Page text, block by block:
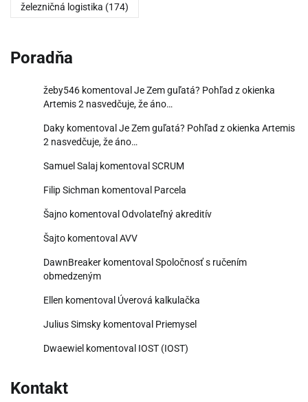
železničná logistika (174)
Poradňa
žeby546 komentoval Je Zem guľatá? Pohľad z okienka
Artemis 2 nasvedčuje, že áno…
Daky komentoval Je Zem guľatá? Pohľad z okienka Artemis
2 nasvedčuje, že áno…
Samuel Salaj komentoval SCRUM
Filip Sichman komentoval Parcela
Šajno komentoval Odvolateľný akreditív
Šajto komentoval AVV
DawnBreaker komentoval Spoločnosť s ručením
obmedzeným
Ellen komentoval Úverová kalkulačka
Julius Simsky komentoval Priemysel
Dwaewiel komentoval IOST (IOST)
Kontakt